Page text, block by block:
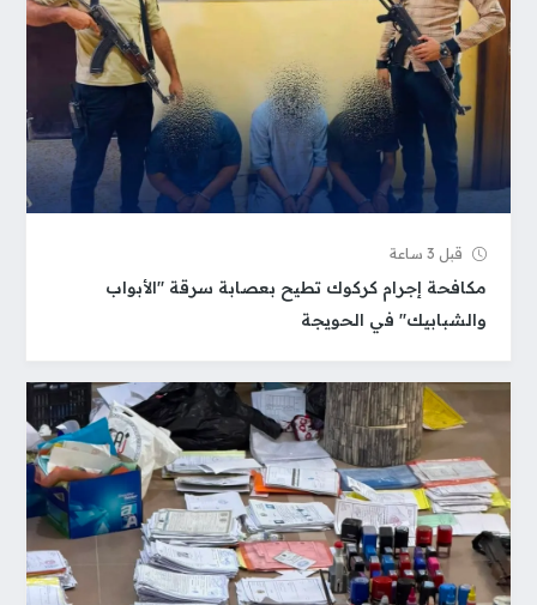
قبل 3 ساعة
مكافحة إجرام كركوك تطيح بعصابة سرقة "الأبواب
والشبابيك" في الحويجة